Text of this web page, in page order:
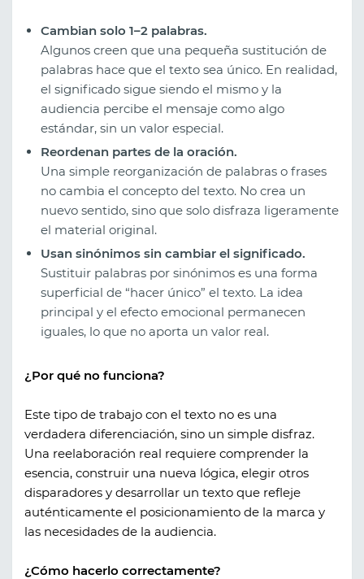
Cambian solo 1–2 palabras.
Algunos creen que una pequeña sustitución de
palabras hace que el texto sea único. En realidad,
el significado sigue siendo el mismo y la
audiencia percibe el mensaje como algo
estándar, sin un valor especial.
Reordenan partes de la oración.
Una simple reorganización de palabras o frases
no cambia el concepto del texto. No crea un
nuevo sentido, sino que solo disfraza ligeramente
el material original.
Usan sinónimos sin cambiar el significado.
Sustituir palabras por sinónimos es una forma
superficial de “hacer único” el texto. La idea
principal y el efecto emocional permanecen
iguales, lo que no aporta un valor real.
¿Por qué no funciona?
Este tipo de trabajo con el texto no es una
verdadera diferenciación, sino un simple disfraz.
Una reelaboración real requiere comprender la
esencia, construir una nueva lógica, elegir otros
disparadores y desarrollar un texto que refleje
auténticamente el posicionamiento de la marca y
las necesidades de la audiencia.
¿Cómo hacerlo correctamente?